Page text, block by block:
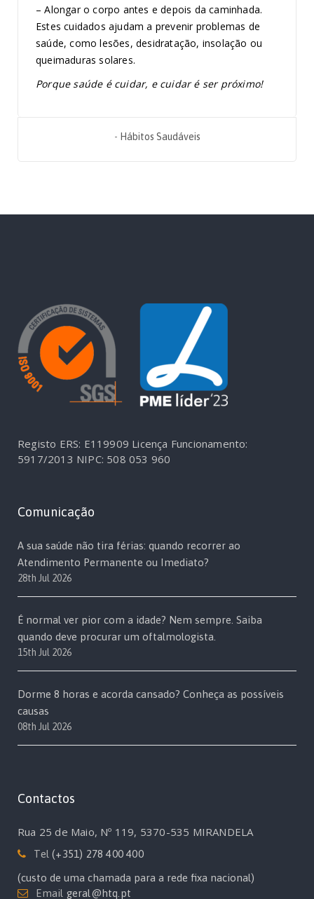
– Alongar o corpo antes e depois da caminhada.
Estes cuidados ajudam a prevenir problemas de
saúde, como lesões, desidratação, insolação ou
queimaduras solares.
Porque saúde é cuidar, e cuidar é ser próximo!
- Hábitos Saudáveis
Registo ERS: E119909 Licença Funcionamento:
5917/2013 NIPC: 508 053 960
Comunicação
A sua saúde não tira férias: quando recorrer ao
Atendimento Permanente ou Imediato?
28th Jul 2026
É normal ver pior com a idade? Nem sempre. Saiba
quando deve procurar um oftalmologista.
15th Jul 2026
Dorme 8 horas e acorda cansado? Conheça as possíveis
causas
08th Jul 2026
Contactos
Rua 25 de Maio, Nº 119, 5370-535 MIRANDELA
Tel(+351) 278 400 400
(custo de uma chamada para a rede fixa nacional)
Email geral@htq.pt